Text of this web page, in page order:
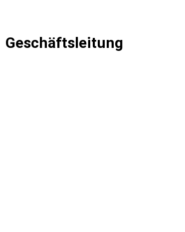
Geschäftsleitung